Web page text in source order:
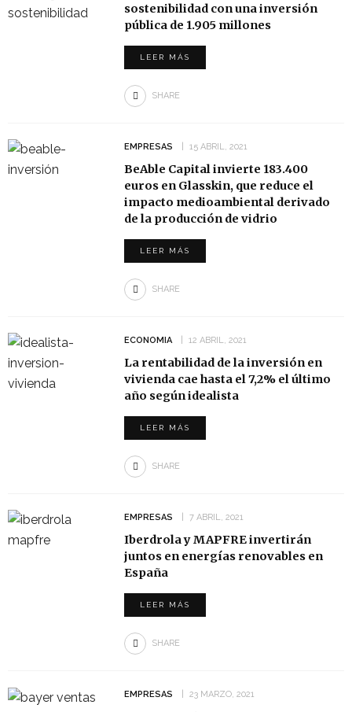
sostenibilidad con una inversión
pública de 1.905 millones
LEER MÁS
SHARE
EMPRESAS 15 ABRIL, 2021
BeAble Capital invierte 183.400
euros en Glasskin, que reduce el
impacto medioambiental derivado
de la producción de vidrio
LEER MÁS
SHARE
ECONOMIA 12 ABRIL, 2021
La rentabilidad de la inversión en
vivienda cae hasta el 7,2% el último
año según idealista
LEER MÁS
SHARE
EMPRESAS 7 ABRIL, 2021
Iberdrola y MAPFRE invertirán
juntos en energías renovables en
España
LEER MÁS
SHARE
EMPRESAS 23 MARZO, 2021